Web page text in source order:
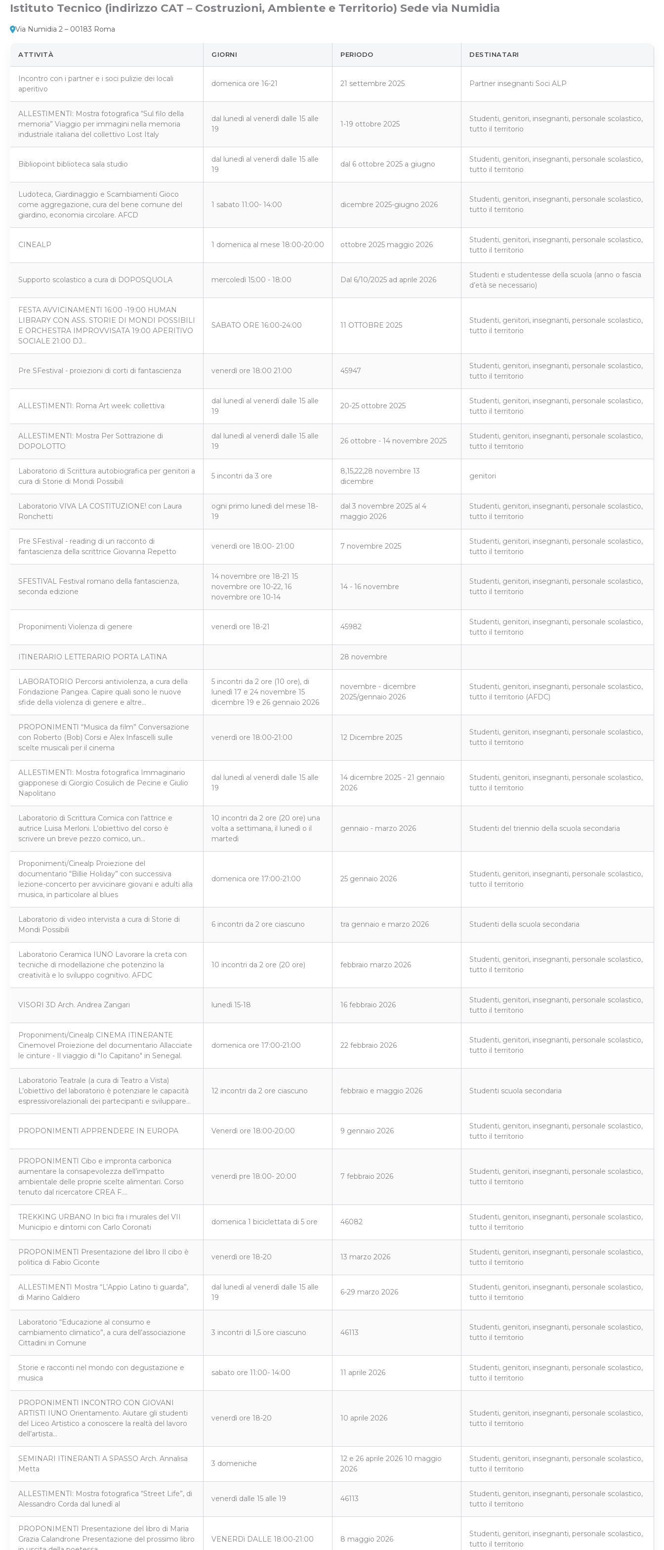
Istituto Tecnico (indirizzo CAT – Costruzioni, Ambiente e Territorio) Sede via Numidia
Via Numidia 2 – 00183 Roma
ATTIVITÀ GIORNI PERIODO DESTINATARI
Incontro con i partner e i soci pulizie dei locali
aperitivo
domenica ore 16-21 21 settembre 2025 Partner insegnanti Soci ALP
ALLESTIMENTI: Mostra fotografica “Sul filo della
memoria” Viaggio per immagini nella memoria
industriale italiana del collettivo Lost Italy
dal lunedì al venerdì dalle 15 alle
19
1-19 ottobre 2025
Studenti, genitori, insegnanti, personale scolastico,
tutto il territorio
Bibliopoint biblioteca sala studio
dal lunedì al venerdì dalle 15 alle
19
dal 6 ottobre 2025 a giugno
Studenti, genitori, insegnanti, personale scolastico,
tutto il territorio
Ludoteca, Giardinaggio e Scambiamenti Gioco
come aggregazione, cura del bene comune del
giardino, economia circolare. AFCD
1 sabato 11:00- 14:00 dicembre 2025-giugno 2026
Studenti, genitori, insegnanti, personale scolastico,
tutto il territorio
CINEALP 1 domenica al mese 18:00-20:00 ottobre 2025 maggio 2026
Studenti, genitori, insegnanti, personale scolastico,
tutto il territorio
Supporto scolastico a cura di DOPOSQUOLA mercoledì 15:00 - 18:00 Dal 6/10/2025 ad aprile 2026
Studenti e studentesse della scuola (anno o fascia
d’età se necessario)
FESTA AVVICINAMENTI 16:00 -19:00 HUMAN
LIBRARY CON ASS. STORIE DI MONDI POSSIBILI
E ORCHESTRA IMPROVVISATA 19:00 APERITIVO
SOCIALE 21:00 DJ…
SABATO ORE 16:00-24:00 11 OTTOBRE 2025
Studenti, genitori, insegnanti, personale scolastico,
tutto il territorio
Pre SFestival - proiezioni di corti di fantascienza venerdì ore 18:00 21:00 45947
Studenti, genitori, insegnanti, personale scolastico,
tutto il territorio
ALLESTIMENTI: Roma Art week: collettiva
dal lunedì al venerdì dalle 15 alle
19
20-25 ottobre 2025
Studenti, genitori, insegnanti, personale scolastico,
tutto il territorio
ALLESTIMENTI: Mostra Per Sottrazione di
DOPOLOTTO
dal lunedì al venerdì dalle 15 alle
19
26 ottobre - 14 novembre 2025
Studenti, genitori, insegnanti, personale scolastico,
tutto il territorio
Laboratorio di Scrittura autobiografica per genitori a
cura di Storie di Mondi Possibili
5 incontri da 3 ore
8,15,22,28 novembre 13
dicembre
genitori
Laboratorio VIVA LA COSTITUZIONE! con Laura
Ronchetti
ogni primo lunedì del mese 18-
19
dal 3 novembre 2025 al 4
maggio 2026
Studenti, genitori, insegnanti, personale scolastico,
tutto il territorio
Pre SFestival - reading di un racconto di
fantascienza della scrittrice Giovanna Repetto
venerdì ore 18:00- 21:00 7 novembre 2025
Studenti, genitori, insegnanti, personale scolastico,
tutto il territorio
SFESTIVAL Festival romano della fantascienza,
seconda edizione
14 novembre ore 18-21 15
novembre ore 10-22, 16
novembre ore 10-14
14 - 16 novembre
Studenti, genitori, insegnanti, personale scolastico,
tutto il territorio
Proponimenti Violenza di genere venerdì ore 18-21 45982
Studenti, genitori, insegnanti, personale scolastico,
tutto il territorio
ITINERARIO LETTERARIO PORTA LATINA 28 novembre
LABORATORIO Percorsi antiviolenza, a cura della
Fondazione Pangea. Capire quali sono le nuove
sfide della violenza di genere e altre…
5 incontri da 2 ore (10 ore), di
lunedì 17 e 24 novembre 15
dicembre 19 e 26 gennaio 2026
novembre - dicembre
2025/gennaio 2026
Studenti, genitori, insegnanti, personale scolastico,
tutto il territorio (AFDC)
PROPONIMENTI “Musica da film” Conversazione
con Roberto (Bob) Corsi e Alex Infascelli sulle
scelte musicali per il cinema
venerdì ore 18:00-21:00 12 Dicembre 2025
Studenti, genitori, insegnanti, personale scolastico,
tutto il territorio
ALLESTIMENTI: Mostra fotografica Immaginario
giapponese di Giorgio Cosulich de Pecine e Giulio
Napolitano
dal lunedì al venerdì dalle 15 alle
19
14 dicembre 2025 - 21 gennaio
2026
Studenti, genitori, insegnanti, personale scolastico,
tutto il territorio
Laboratorio di Scrittura Comica con l’attrice e
autrice Luisa Merloni. L’obiettivo del corso è
scrivere un breve pezzo comico, un…
10 incontri da 2 ore (20 ore) una
volta a settimana, il lunedì o il
martedì
gennaio - marzo 2026 Studenti del triennio della scuola secondaria
Proponimenti/Cinealp Proiezione del
documentario “Billie Holiday” con successiva
lezione-concerto per avvicinare giovani e adulti alla
musica, in particolare al blues
domenica ore 17:00-21:00 25 gennaio 2026
Studenti, genitori, insegnanti, personale scolastico,
tutto il territorio
Laboratorio di video intervista a cura di Storie di
Mondi Possibili
6 incontri da 2 ore ciascuno tra gennaio e marzo 2026 Studenti della scuola secondaria
Laboratorio Ceramica IUNO Lavorare la creta con
tecniche di modellazione che potenzino la
creatività e lo sviluppo cognitivo. AFDC
10 incontri da 2 ore (20 ore) febbraio marzo 2026
Studenti, genitori, insegnanti, personale scolastico,
tutto il territorio
VISORI 3D Arch. Andrea Zangari lunedì 15-18 16 febbraio 2026
Studenti, genitori, insegnanti, personale scolastico,
tutto il territorio
Proponimenti/Cinealp CINEMA ITINERANTE
Cinemovel Proiezione del documentario Allacciate
le cinture - Il viaggio di "Io Capitano" in Senegal.
domenica ore 17:00-21:00 22 febbraio 2026
Studenti, genitori, insegnanti, personale scolastico,
tutto il territorio
Laboratorio Teatrale (a cura di Teatro a Vista)
L’obiettivo del laboratorio è potenziare le capacità
espressivorelazionali dei partecipanti e sviluppare…
12 incontri da 2 ore ciascuno febbraio e maggio 2026 Studenti scuola secondaria
PROPONIMENTI APPRENDERE IN EUROPA Venerdì ore 18:00-20:00 9 gennaio 2026
Studenti, genitori, insegnanti, personale scolastico,
tutto il territorio
PROPONIMENTI Cibo e impronta carbonica
aumentare la consapevolezza dell’impatto
ambientale delle proprie scelte alimentari. Corso
tenuto dal ricercatore CREA F.…
venerdì pre 18:00- 20:00 7 febbraio 2026
Studenti, genitori, insegnanti, personale scolastico,
tutto il territorio
TREKKING URBANO In bici fra i murales del VII
Municipio e dintorni con Carlo Coronati
domenica 1 biciclettata di 5 ore 46082
Studenti, genitori, insegnanti, personale scolastico,
tutto il territorio
PROPONIMENTI Presentazione del libro Il cibo è
politica di Fabio Ciconte
venerdì ore 18-20 13 marzo 2026
Studenti, genitori, insegnanti, personale scolastico,
tutto il territorio
ALLESTIMENTI Mostra “L’Appio Latino ti guarda”,
di Marino Galdiero
dal lunedì al venerdì dalle 15 alle
19
6-29 marzo 2026
Studenti, genitori, insegnanti, personale scolastico,
tutto il territorio
Laboratorio “Educazione al consumo e
cambiamento climatico”, a cura dell’associazione
Cittadini in Comune
3 incontri di 1,5 ore ciascuno 46113
Studenti, genitori, insegnanti, personale scolastico,
tutto il territorio
Storie e racconti nel mondo con degustazione e
musica
sabato ore 11:00- 14:00 11 aprile 2026
Studenti, genitori, insegnanti, personale scolastico,
tutto il territorio
PROPONIMENTI INCONTRO CON GIOVANI
ARTISTI IUNO Orientamento. Aiutare gli studenti
del Liceo Artistico a conoscere la realtà del lavoro
dell’artista…
venerdì ore 18-20 10 aprile 2026
Studenti, genitori, insegnanti, personale scolastico,
tutto il territorio
SEMINARI ITINERANTI A SPASSO Arch. Annalisa
Metta
3 domeniche
12 e 26 aprile 2026 10 maggio
2026
Studenti, genitori, insegnanti, personale scolastico,
tutto il territorio
ALLESTIMENTI: Mostra fotografica “Street Life”, di
Alessandro Corda dal lunedì al
venerdì dalle 15 alle 19 46113
Studenti, genitori, insegnanti, personale scolastico,
tutto il territorio
PROPONIMENTI Presentazione del libro di Maria
Grazia Calandrone Presentazione del prossimo libro
VENERDì DALLE 18:00-21:00 8 maggio 2026
Studenti, genitori, insegnanti, personale scolastico,
tutto il territorio